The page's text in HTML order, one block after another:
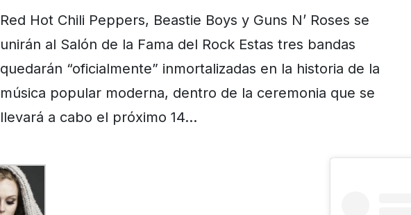
Red Hot Chili Peppers, Beastie Boys y Guns N’ Roses se
unirán al Salón de la Fama del Rock Estas tres bandas
quedarán “oficialmente” inmortalizadas en la historia de la
música popular moderna, dentro de la ceremonia que se
llevará a cabo el próximo 14…